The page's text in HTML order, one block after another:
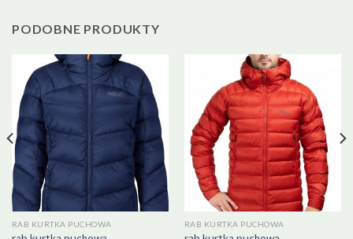
PODOBNE PRODUKTY
RAB KURTKA PUCHOWA RAB KURTKA PUCHOWA